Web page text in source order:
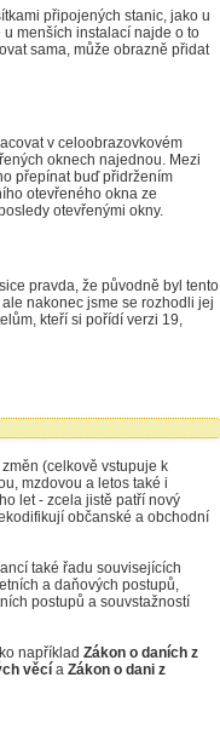
připojených stanic, jako u
menších instalací najde o to
sama, může obrazně přidat
v celoobrazovkovém
oknech najednou. Mezi
přepínat buď přidržením
otevřeného okna ze
otevřenými okny.
pravda, že původně byl tento
nakonec jsme se rozhodli jej
kteří si pořídí verzi 19,
(celkově vstupuje k
mzdovou a letos také i
let - zcela jistě patří nový
občanské a obchodní
také řadu souvisejících
a daňových postupů,
postupů a souvstažností
například Zákon o daních z
věcí a Zákon o dani z